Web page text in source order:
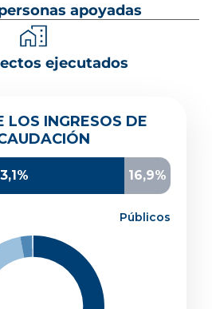
apoyadas
ejecutados
LOS INGRESOS DE
16,9%
Públicos
de recaudación
y autonómica 13,9%
20,9%
8,1%
religiosas
14,6%